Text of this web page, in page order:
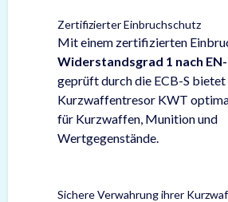
Zertifizierter Einbruchschutz
Mit einem zertifizierten
Widerstandsgrad 1 nach
geprüft durch die ECB-S bietet
Kurzwaffentresor KWT
für Kurzwaffen, Munition und
Wertgegenstände.
Sichere Verwahrung ihrer